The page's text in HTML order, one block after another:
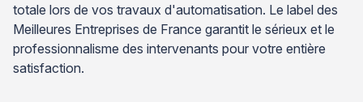
totale lors de vos travaux d'automatisation. Le label des
Meilleures Entreprises de France garantit le sérieux et le
professionnalisme des intervenants pour votre entière
satisfaction.